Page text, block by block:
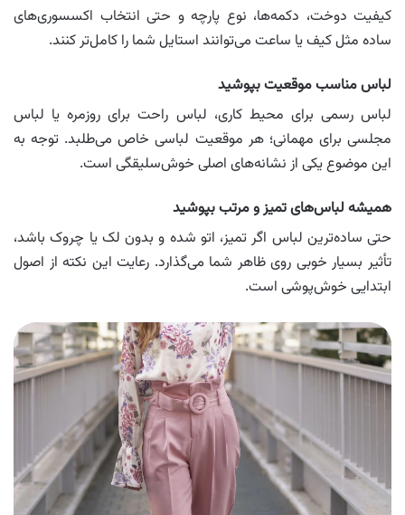
کیفیت دوخت، دکمه‌ها، نوع پارچه و حتی انتخاب اکسسوری‌های
ساده مثل کیف یا ساعت می‌توانند استایل شما را کامل‌تر کنند.
لباس مناسب موقعیت بپوشید
لباس رسمی برای محیط کاری، لباس راحت برای روزمره یا لباس
مجلسی برای مهمانی؛ هر موقعیت لباسی خاص می‌طلبد. توجه به
این موضوع یکی از نشانه‌های اصلی خوش‌سلیقگی است.
همیشه لباس‌های تمیز و مرتب بپوشید
حتی ساده‌ترین لباس اگر تمیز، اتو شده و بدون لک یا چروک باشد،
تأثیر بسیار خوبی روی ظاهر شما می‌گذارد. رعایت این نکته از اصول
ابتدایی خوش‌پوشی است.